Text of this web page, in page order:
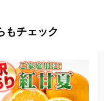
浮かぶ無人島，阿久根
ろを指すことばで，
ろ・見(み)どころ」を
もチェック